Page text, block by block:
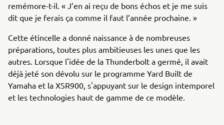
remémore-t-il. « J’en ai reçu de bons échos et je me suis
dit que je ferais ça comme il faut l’année prochaine. »
Cette étincelle a donné naissance à de nombreuses
préparations, toutes plus ambitieuses les unes que les
autres. Lorsque l'idée de la Thunderbolt a germé, il avait
déjà jeté son dévolu sur le programme Yard Built de
Yamaha et la XSR900, s'appuyant sur le design intemporel
et les technologies haut de gamme de ce modèle.